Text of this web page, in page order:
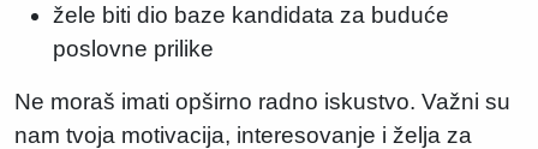
žele biti dio baze kandidata za buduće
poslovne prilike
Ne moraš imati opširno radno iskustvo. Važni su
nam tvoja motivacija, interesovanje i želja za